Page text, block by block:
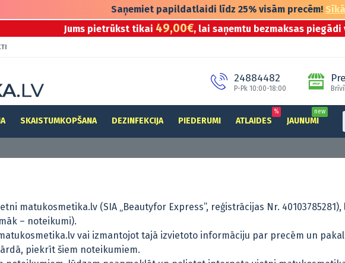
Saņemiet papildatlaidi līdz 25% visām precēm!
Jums pietrūkst tikai 49,00€, lai saņemtu bezmaksas piegādi
24884482
P-Pk 10:00-18:00
SKAISTUMKOPŠANA DEZINFEKCIJA PIEDERUMI ATLAIDES
%
JAUNUMI
new
matukosmetika.lv (SIA „Beautyfor Express”, reģistrācijas Nr.
– noteikumi).
vai izmantojot tajā izvietoto informāciju par precēm un
piekrīt šiem noteikumiem.